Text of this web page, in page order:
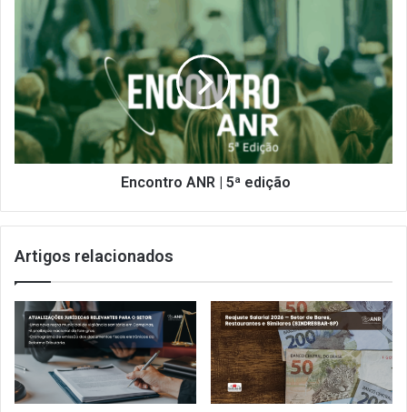
gestão
força
de
trabalho
Encontro
ANR
5ª
edição
Encontro ANR | 5ª edição
Artigos relacionados